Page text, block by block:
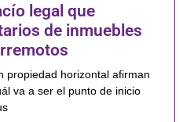
legal que
de inmuebles
propiedad horizontal afirman
va a ser el punto de inicio